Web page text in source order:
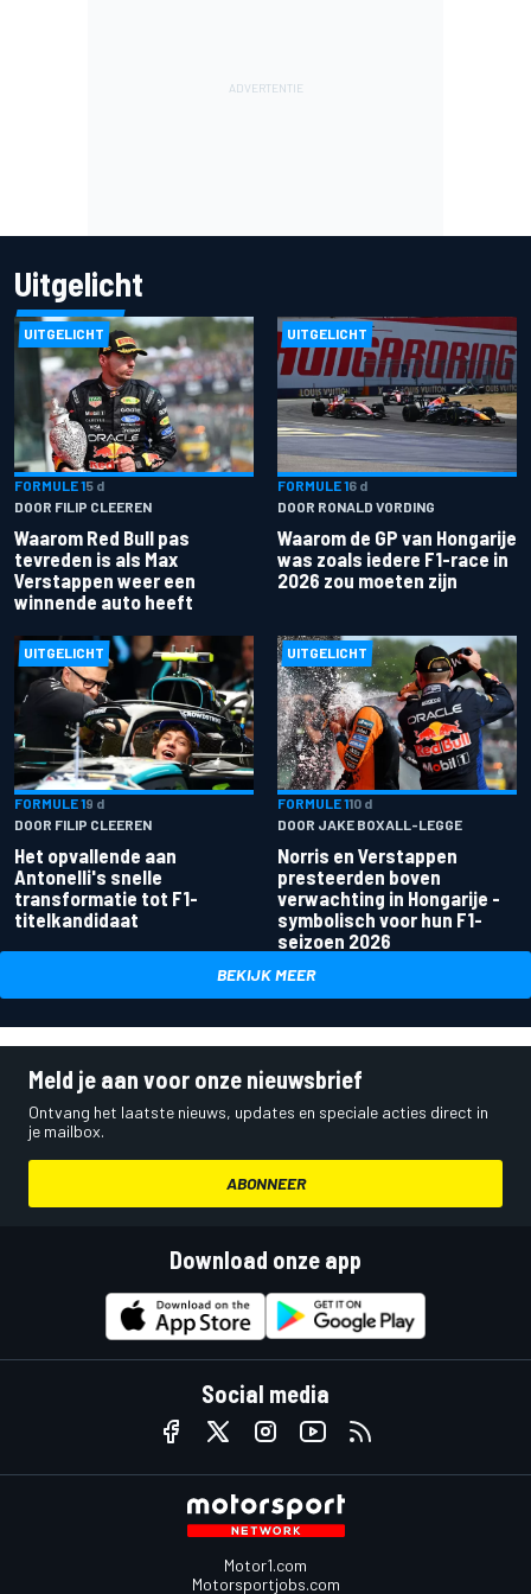
Uitgelicht
UITGELICHT
FORMULE 15 d
DOOR FILIP CLEEREN
Waarom Red Bull pas
tevreden is als Max
Verstappen weer een
winnende auto heeft
UITGELICHT
FORMULE 16 d
DOOR RONALD VORDING
Waarom de GP van Hongarije
was zoals iedere F1-race in
2026 zou moeten zijn
UITGELICHT
FORMULE 19 d
DOOR FILIP CLEEREN
Het opvallende aan
Antonelli's snelle
transformatie tot F1-
titelkandidaat
UITGELICHT
FORMULE 110 d
DOOR JAKE BOXALL-LEGGE
Norris en Verstappen
presteerden boven
verwachting in Hongarije -
symbolisch voor hun F1-
seizoen 2026
BEKIJK MEER
Meld je aan voor onze nieuwsbrief
Ontvang het laatste nieuws, updates en speciale acties direct in
je mailbox.
ABONNEER
Download onze app
Social media
Motor1.com
Motorsportjobs.com